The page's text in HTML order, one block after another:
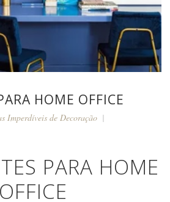
HOME OFFICE
Imperdíveis de Decoração
PARA HOME
OFFICE